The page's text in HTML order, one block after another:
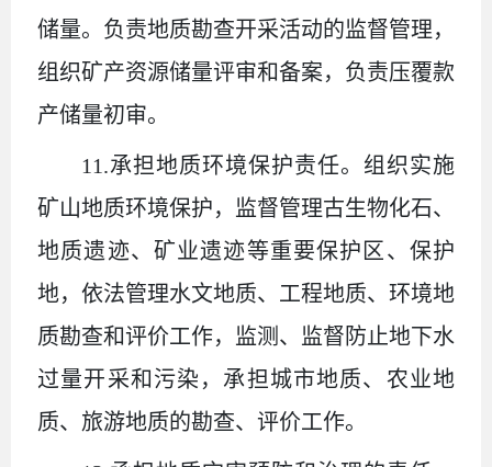
储量。负责地质勘查开采活动的监督管理，
组织矿产资源储量评审和备案，负责压覆款
产储量初审。
11.承担地质环境保护责任。组织实施
矿山地质环境保护，监督管理古生物化石、
地质遗迹、矿业遗迹等重要保护区、保护
地，依法管理水文地质、工程地质、环境地
质勘查和评价工作，监测、监督防止地下水
过量开采和污染，承担城市地质、农业地
质、旅游地质的勘查、评价工作。